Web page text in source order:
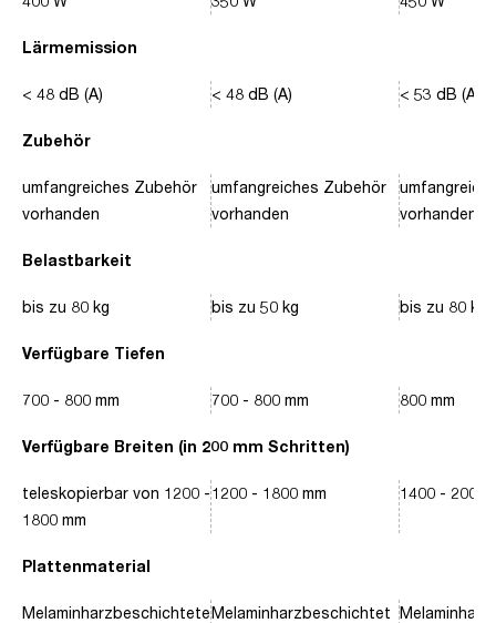
Lärmemission
Zubehör
Belastbarkeit
Verfügbare Tiefen
Verfügbare Breiten (in 200 mm Schritten)
Plattenmaterial
< 48 dB (A)
umfangreiches Zubehör
vorhanden
bis zu 80 kg
700 - 800 mm
teleskopierbar von 1200 -
1800 mm
Melaminharzbeschichtete
< 48 dB (A)
umfangreiches Zubehör
vorhanden
bis zu 50 kg
700 - 800 mm
1200 - 1800 mm
Melaminharzbeschichtet
< 53 dB (A)
vorhanden
bis zu 80 kg
800 mm
1400 - 2000